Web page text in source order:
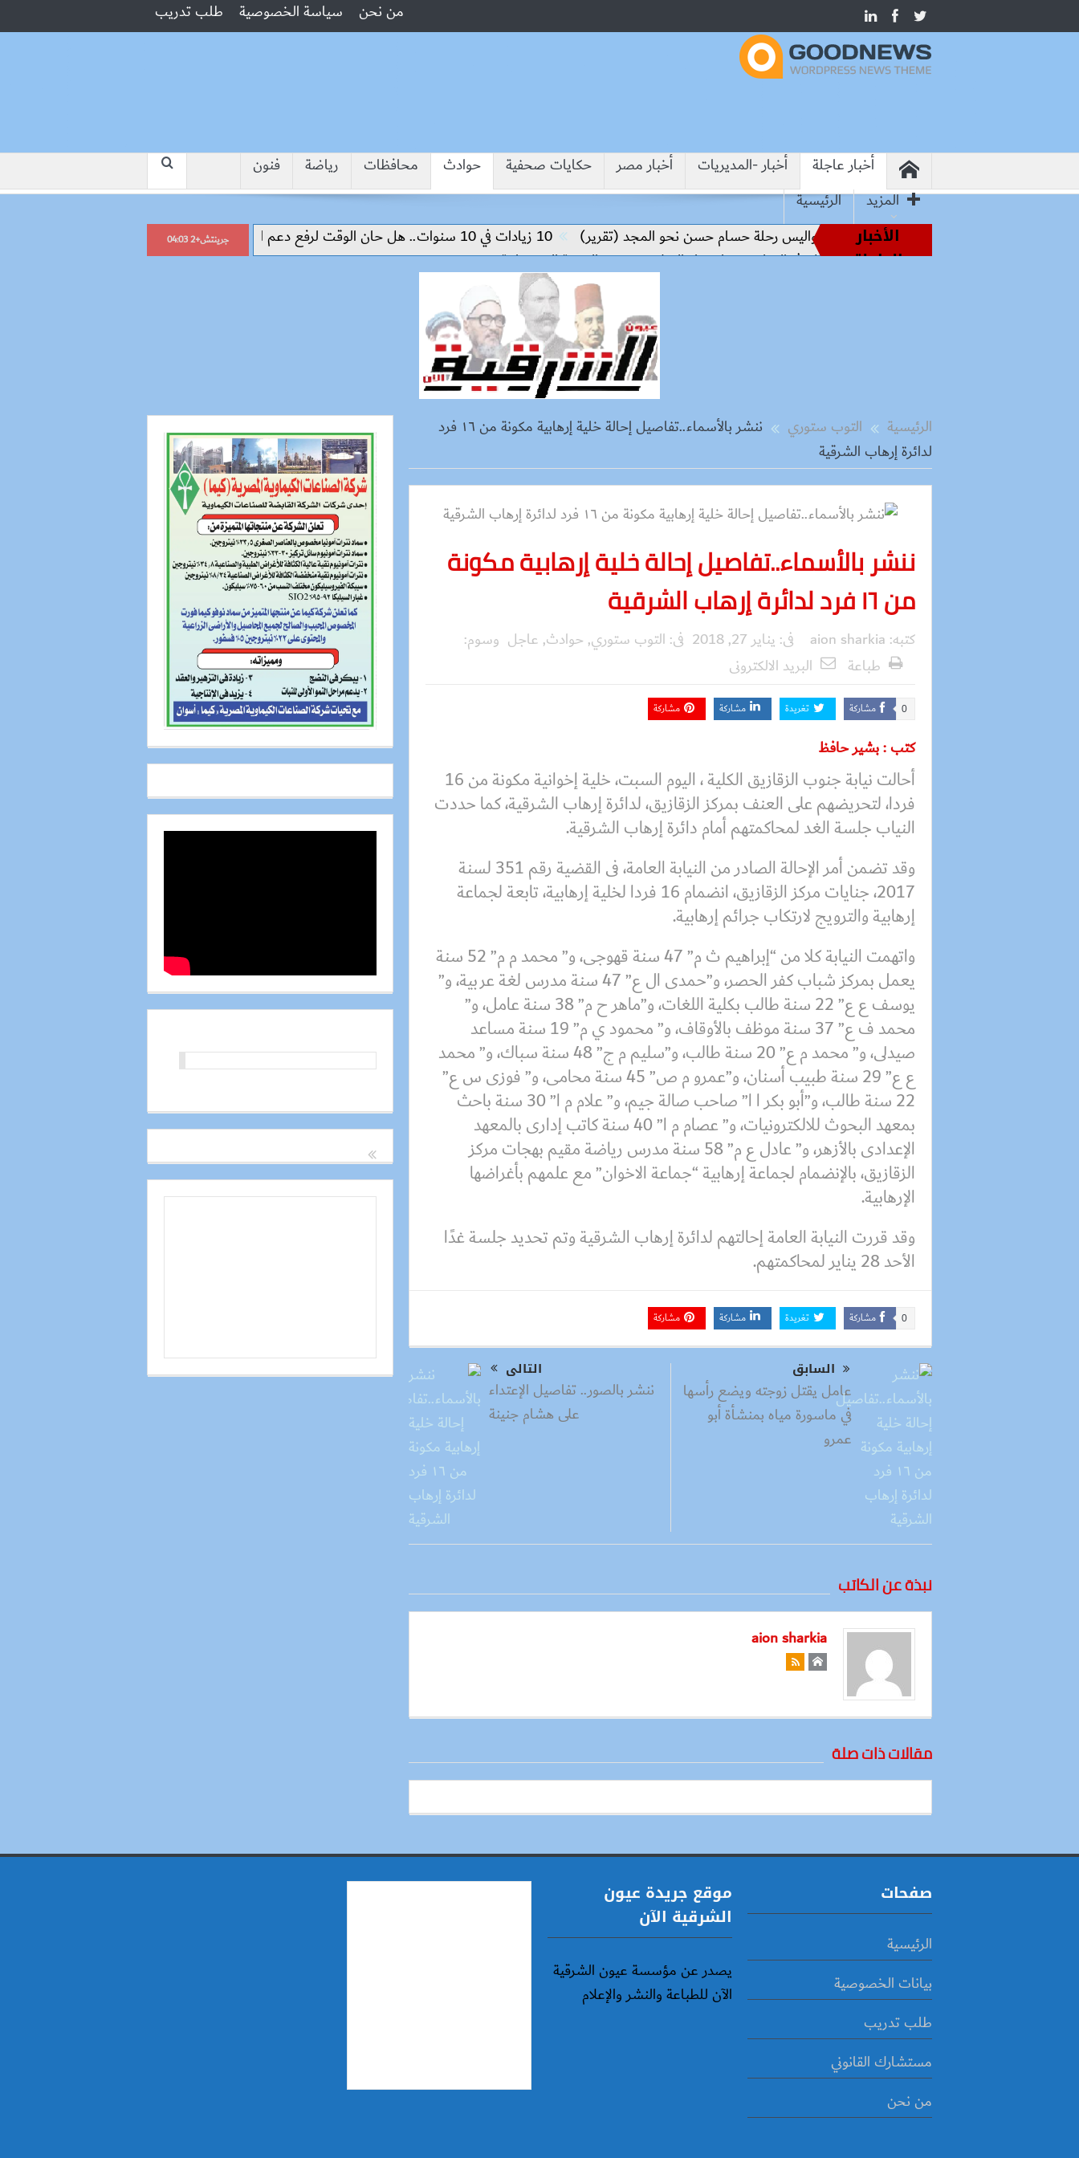
من نحن سياسة الخصوصية طلب تدريب
أخبار عاجلة أخبار -المديريات أخبار مصر حكايات صحفية حوادث محافظات رياضة
فنون
المزيد
الرئيسية
الأخبار
العاجلة
من أساطير الملاعب إلى قيادة الفراعنة.. كواليس رحلة حسام حسن نحو المجد (تقرير) 10 زيادات في 10 سنوات.. هل حان الوقت لرفع دعم البنزين نهائيا؟
“جبروت امرأة”.. مارست الرذيلة
من هيروشيما.. وزير التعليم: التعاون الدولي في التعليم مفتاح بناء السلام وتحقيق التنمية المستدامة
جرينتش+2 04:03
الرئيسية التوب ستوري
ننشر بالأسماء..تفاصيل إحالة خلية إرهابية مكونة من ١٦ فرد
لدائرة إرهاب الشرقية
ننشر بالأسماء..تفاصيل إحالة خلية إرهابية مكونة
من ١٦ فرد لدائرة إرهاب الشرقية
كتبه: aion sharkia فى: يناير 27, 2018 فى: التوب ستوري, حوادث, عاجل وسوم:
طباعة
البريد الالكترونى
مشاركة 0 تغريدة مشاركة مشاركة
كتب : بشير حافظ
أحالت نيابة جنوب الزقازيق الكلية ، اليوم السبت، خلية إخوانية مكونة من 16
فردا، لتحريضهم على العنف بمركز الزقازيق، لدائرة إرهاب الشرقية، كما حددت
النياب جلسة الغد لمحاكمتهم أمام دائرة إرهاب الشرقية.
وقد تضمن أمر الإحالة الصادر من النيابة العامة، فى القضية رقم 351 لسنة
2017، جنايات مركز الزقازيق، انضمام 16 فردا لخلية إرهابية، تابعة لجماعة
إرهابية والترويج لارتكاب جرائم إرهابية.
واتهمت النيابة
كلا من “إبراهيم ث م” 47 سنة قهوجى، و” محمد م م” 52 سنة
يعمل بمركز شباب كفر الحصر، و”حمدى ال ع” 47 سنة مدرس لغة عربية، و”
يوسف ع ع” 22 سنة طالب بكلية اللغات، و”ماهر ح م” 38 سنة عامل، و”
محمد ف ع” 37 سنة موظف بالأوقاف، و” محمود ي م” 19 سنة مساعد
صيدلى، و” محمد م ع” 20 سنة طالب، و”سليم م ج” 48 سنة سباك، و” محمد
ع ع” 29 سنة طبيب أسنان، و”عمرو م ص” 45 سنة محامى، و” فوزى س ع”
22 سنة طالب، و”أبو بكر ا ا” صاحب صالة جيم، و” علام م ا” 30 سنة باحث
بمعهد البحوث للالكترونيات، و” عصام م ا” 40 سنة كاتب إدارى بالمعهد
الإعدادى بالأزهر، و” عادل ع م” 58 سنة مدرس رياضة مقيم بهجات مركز
الزقازيق، بالإنضمام لجماعة إرهابية “جماعة الاخوان” مع علمهم بأغراضها
الإرهابية.
وقد قررت النيابة العامة إحالتهم لدائرة إرهاب الشرقية وتم تحديد جلسة غدًا
الأحد 28 يناير لمحاكمتهم.
مشاركة 0 تغريدة مشاركة مشاركة
السابق
عامل يقتل زوجته ويضع رأسها
في ماسورة مياه بمنشأة أبو
عمرو
التالى
ننشر بالصور.. تفاصيل الإعتداء
على هشام جنينة
نبذة عن الكاتب
aion sharkia
مقالات ذات صلة
صفحات
الرئيسية
بيانات الخصوصية
طلب تدريب
مستشارك القانوني
من نحن
موقع جريدة عيون
الشرقية الآن
يصدر عن مؤسسة عيون الشرقية
الآن للطباعة والنشر والإعلام